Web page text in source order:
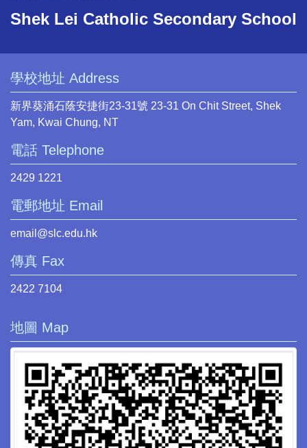
Shek Lei Catholic Secondary School
學校地址 Address
新界葵涌石蔭安捷街23-31號 23-31 On Chit Street, Shek
Yam, Kwai Chung, NT
電話 Telephone
2429 1221
電郵地址 Email
email@slc.edu.hk
傳真 Fax
2422 7104
地圖 Map